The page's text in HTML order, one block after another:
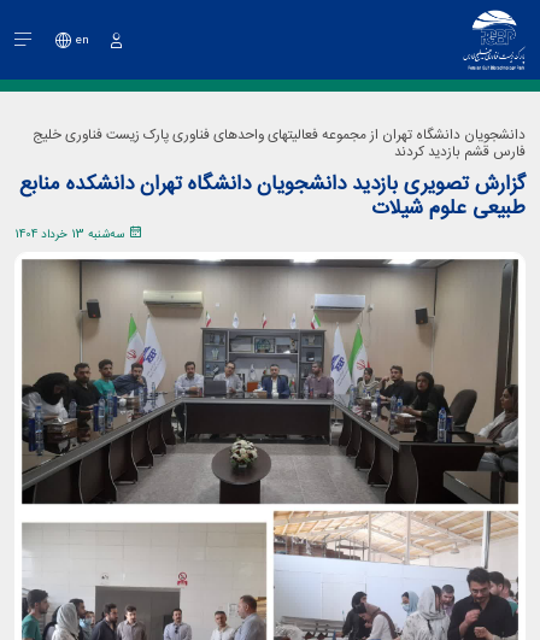
en
دانشجویان دانشگاه تهران از مجموعه فعالیتهای واحدهای فناوری پارک زیست فناوری خلیج
فارس قشم بازدید کردند
گزارش تصویری بازدید دانشجویان دانشگاه تهران دانشکده منابع
طبیعی علوم شیلات
سه‌شنبه 13 خرداد 1404